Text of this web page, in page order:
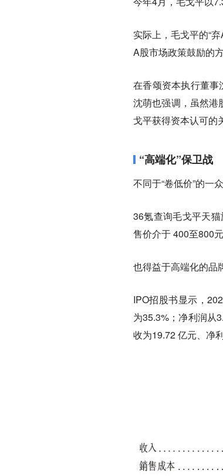
实际上，毛戈平的“
A股市场政策鼓励的
在香颂资本执行董
沈萌也强调，虽然港
戈平获得资本认可的
“高端化”保卫战
不同于“卷低价”的一
36氪查询毛戈平天
售价介于 400至800
也得益于高端化的品
IPO招股书显示，
为35.3%；净利润从
收为19.72 亿元、净